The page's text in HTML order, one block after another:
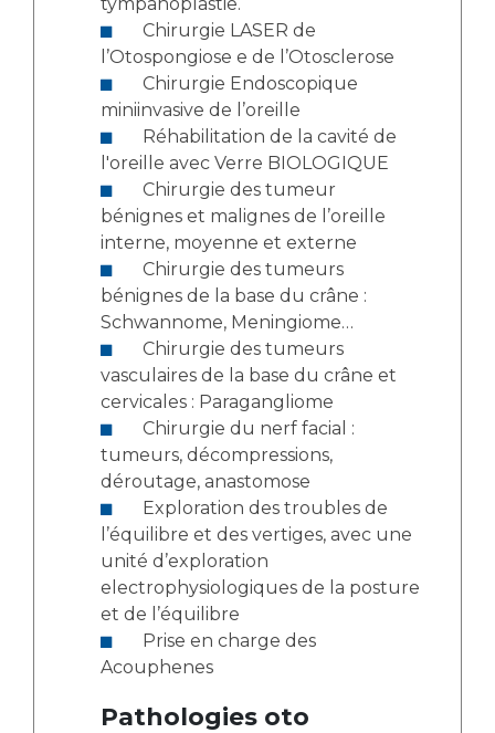
l’Otospongiose e de l’Otosclerose
miniinvasive de l’oreille
l'oreille avec Verre BIOLOGIQUE
bénignes et malignes de l’oreille
interne, moyenne et externe
bénignes de la base du crâne :
Schwannome, Meningiome…
vasculaires de la base du crâne et
cervicales : Paragangliome
tumeurs, décompressions,
déroutage, anastomose
l’équilibre et des vertiges, avec une
unité d’exploration
electrophysiologiques de la posture
et de l’équilibre
Acouphenes
Pathologies oto